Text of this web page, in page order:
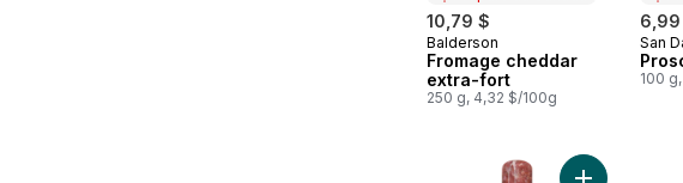
10,79 $
Préparé au Canada
Balderson
Fromage cheddar
extra-fort
250 g, 4,32 $/100g
6,99
San
100